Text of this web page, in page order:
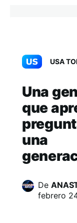
USA
Una
que
una
De
febrero